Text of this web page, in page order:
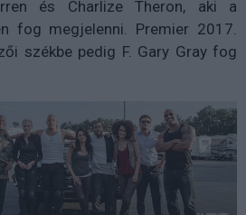
és Charlize Theron, aki a
fog megjelenni. Premier 2017.
székbe pedig F. Gary Gray fog